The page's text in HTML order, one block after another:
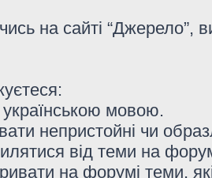
на сайті “Джерело”,
мовою.
непристойні чи
від теми на
на форумі теми,